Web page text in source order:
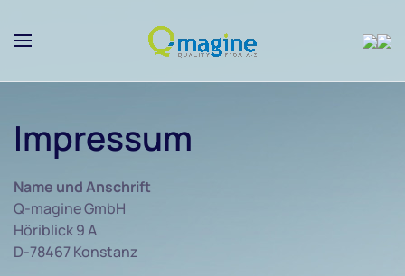
Skip to main content
Impressum
Name und Anschrift
Q-magine GmbH
Höriblick 9 A
D-78467 Konstanz